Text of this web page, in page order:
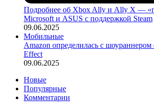
Подробнее об Xbox Ally и Ally X —
Microsoft и ASUS с поддержкой Steam
09.06.2025
Мобильные
Amazon определилась с шоураннером
Effect
09.06.2025
Новые
Популярные
Комментарии